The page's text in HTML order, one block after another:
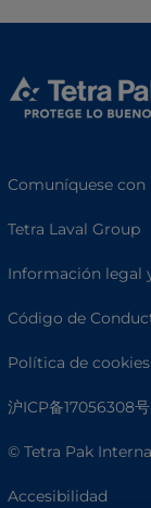
Comuníquese
Tetra Laval Group
Información legal
Código de
Política de cookies
沪ICP备17056308号
© Tetra Pak
Accesibilidad